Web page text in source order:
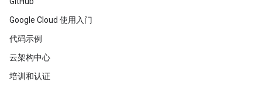
Google Cloud 使用入门
代码示例
云架构中心
培训和认证